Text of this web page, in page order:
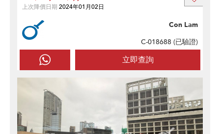
立即查詢
Con Lam
C-018688 (已驗證)
上次降價日期 2024年01月02日